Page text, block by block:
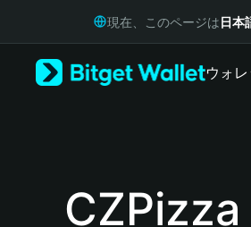
Русский
現在、このページは日本
ウォレ
CZPizza